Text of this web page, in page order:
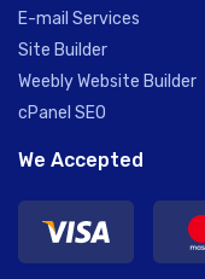
E-mail Services
Site Builder
Weebly Website Builder
cPanel SEO
We Accepted